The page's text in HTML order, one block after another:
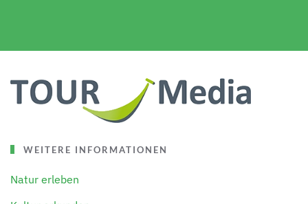
WEITERE INFORMATIONEN
Natur erleben